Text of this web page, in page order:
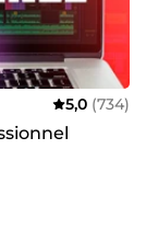
5,0 (734)